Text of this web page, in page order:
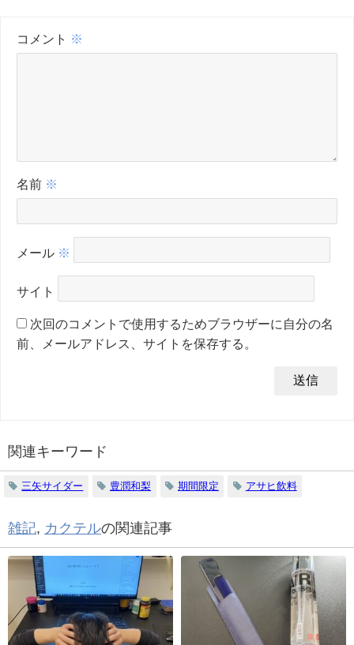
コメント ※
名前 ※
メール ※
サイト
次回のコメントで使用するためブラウザーに自分の名
前、メールアドレス、サイトを保存する。
関連キーワード
三矢サイダー 豊潤和梨 期間限定 アサヒ飲料
雑記, カクテルの関連記事